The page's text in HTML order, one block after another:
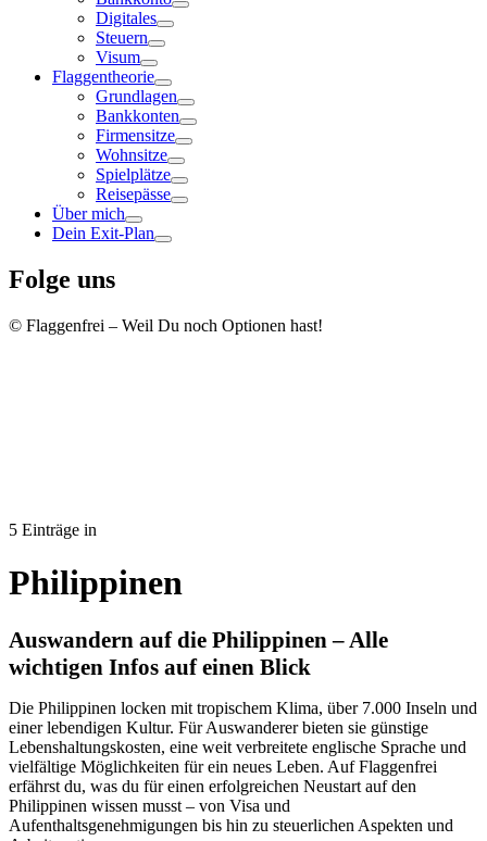
Digitales
Steuern
Visum
Flaggentheorie
Grundlagen
Bankkonten
Firmensitze
Wohnsitze
Spielplätze
Reisepässe
Über mich
Dein Exit-Plan
Folge uns
© Flaggenfrei – Weil Du noch Optionen hast!
5 Einträge in
Philippinen
Auswandern auf die Philippinen – Alle
wichtigen Infos auf einen Blick
Die Philippinen locken mit tropischem Klima, über 7.000 Inseln und
einer lebendigen Kultur. Für Auswanderer bieten sie günstige
Lebenshaltungskosten, eine weit verbreitete englische Sprache und
vielfältige Möglichkeiten für ein neues Leben. Auf Flaggenfrei
erfährst du, was du für einen erfolgreichen Neustart auf den
Philippinen wissen musst – von Visa und
Aufenthaltsgenehmigungen bis hin zu steuerlichen Aspekten und